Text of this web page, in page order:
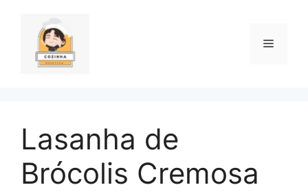
conteúdo
Menu
Lasanha de
Brócolis Cremosa